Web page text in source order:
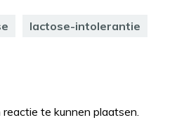
lactose-intolerantie
reactie te kunnen plaatsen.